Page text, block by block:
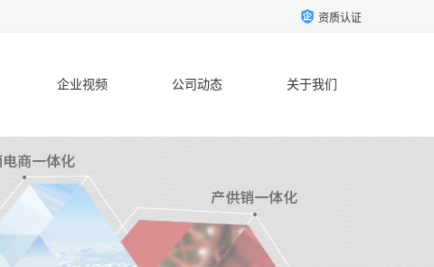
资质认证
企业视频 公司动态 关于我们